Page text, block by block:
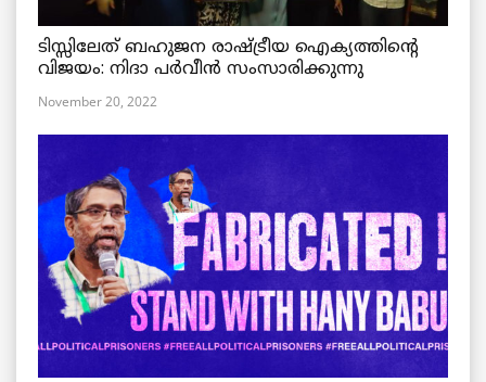
ടിസ്സിലേത് ബഹുജന രാഷ്ട്രീയ ഐക്യത്തിന്റെ
വിജയം: നിദാ പർവീൻ സംസാരിക്കുന്നു
November 20, 2022